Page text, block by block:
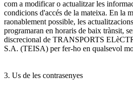
com a modificar o actualitzar les
condicions d'accés de la mateixa. En la
raonablement possible, les
programaran en horaris de baix trànsit,
discrecional de TRANSPORTS
S.A. (TEISA) per fer-ho en qualsevol
3. Us de les contrasenyes